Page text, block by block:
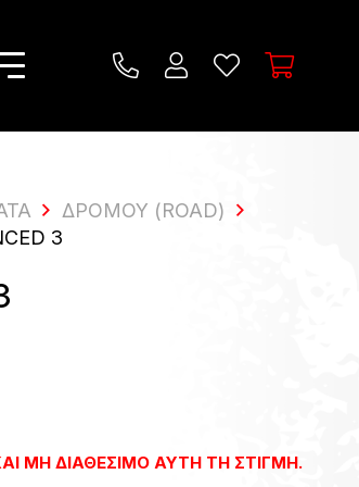
ΔΡΌΜΟΥ (ROAD)
3
ΜΗ ΔΙΑΘΈΣΙΜΟ ΑΥΤΉ ΤΗ ΣΤΙΓΜΉ.